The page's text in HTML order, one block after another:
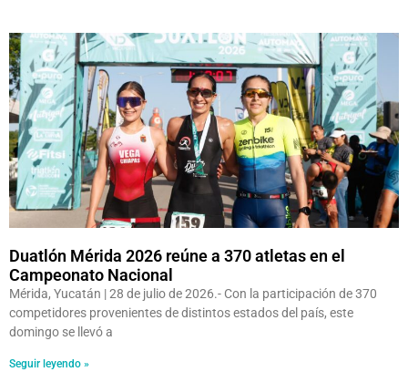
Duatlón Mérida 2026 reúne a 370 atletas en el
Campeonato Nacional
Mérida, Yucatán | 28 de julio de 2026.- Con la participación de 370
competidores provenientes de distintos estados del país, este
domingo se llevó a
Seguir leyendo »